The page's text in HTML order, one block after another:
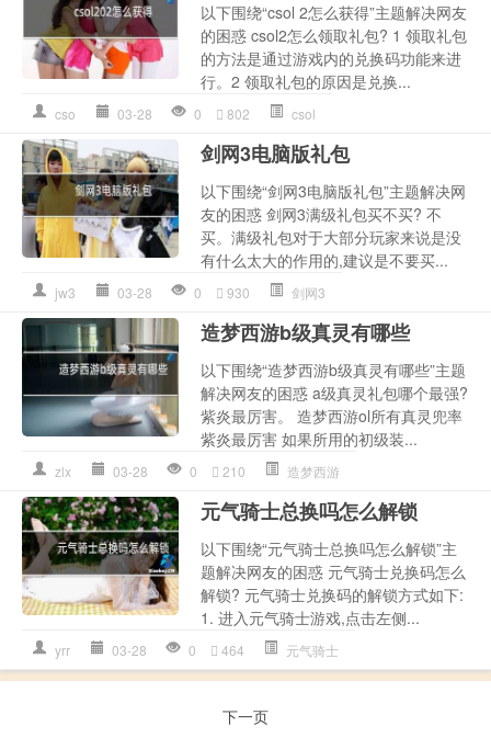
以下围绕“csol 2怎么获得”主题解决网友
的困惑 csol2怎么领取礼包? 1 领取礼包
的方法是通过游戏内的兑换码功能来进
行。2 领取礼包的原因是兑换...
cso 03-28 0 802 csol
剑网3电脑版礼包
以下围绕“剑网3电脑版礼包”主题解决网
友的困惑 剑网3满级礼包买不买? 不
买。满级礼包对于大部分玩家来说是没
有什么太大的作用的,建议是不要买...
jw3 03-28 0 930 剑网3
造梦西游b级真灵有哪些
以下围绕“造梦西游b级真灵有哪些”主题
解决网友的困惑 a级真灵礼包哪个最强?
紫炎最厉害。 造梦西游ol所有真灵兜率
紫炎最厉害 如果所用的初级装...
zlx 03-28 0 210 造梦西游
元气骑士总换吗怎么解锁
以下围绕“元气骑士总换吗怎么解锁”主
题解决网友的困惑 元气骑士兑换码怎么
解锁? 元气骑士兑换码的解锁方式如下:
1. 进入元气骑士游戏,点击左侧...
yrr 03-28 0 464 元气骑士
下一页